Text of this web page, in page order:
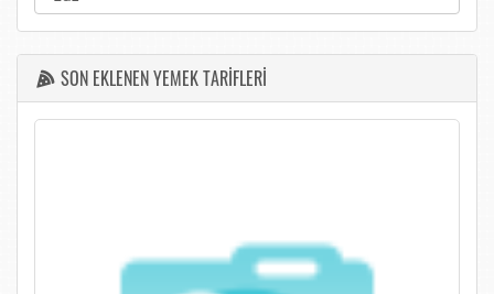
SON EKLENEN YEMEK TARİFLERİ